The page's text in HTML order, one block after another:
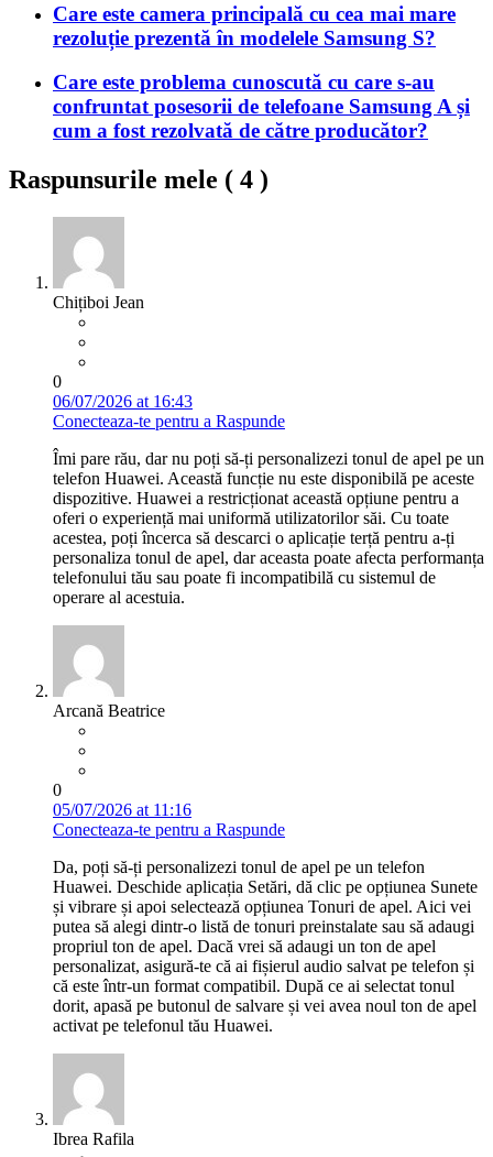
Care este camera principală cu cea mai mare
rezoluție prezentă în modelele Samsung S?
Care este problema cunoscută cu care s-au
confruntat posesorii de telefoane Samsung A și
cum a fost rezolvată de către producător?
Raspunsurile mele ( 4 )
Chițiboi Jean
0
06/07/2026 at 16:43
Conecteaza-te pentru a Raspunde
Îmi pare rău, dar nu poți să-ți personalizezi tonul de apel pe un
telefon Huawei. Această funcție nu este disponibilă pe aceste
dispozitive. Huawei a restricționat această opțiune pentru a
oferi o experiență mai uniformă utilizatorilor săi. Cu toate
acestea, poți încerca să descarci o aplicație terță pentru a-ți
personaliza tonul de apel, dar aceasta poate afecta performanța
telefonului tău sau poate fi incompatibilă cu sistemul de
operare al acestuia.
Arcană Beatrice
0
05/07/2026 at 11:16
Conecteaza-te pentru a Raspunde
Da, poți să-ți personalizezi tonul de apel pe un telefon
Huawei. Deschide aplicația Setări, dă clic pe opțiunea Sunete
și vibrare și apoi selectează opțiunea Tonuri de apel. Aici vei
putea să alegi dintr-o listă de tonuri preinstalate sau să adaugi
propriul ton de apel. Dacă vrei să adaugi un ton de apel
personalizat, asigură-te că ai fișierul audio salvat pe telefon și
că este într-un format compatibil. După ce ai selectat tonul
dorit, apasă pe butonul de salvare și vei avea noul ton de apel
activat pe telefonul tău Huawei.
Ibrea Rafila